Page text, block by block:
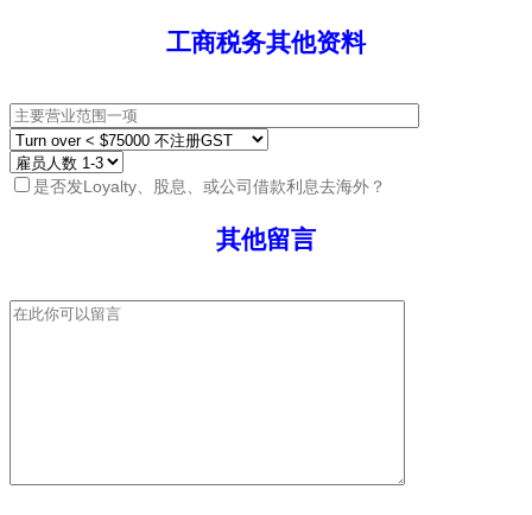
工商税务其他资料
是否发Loyalty、股息、或公司借款利息去海外？
其他留言